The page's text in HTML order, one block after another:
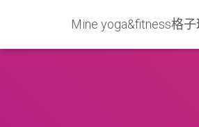
Mine yoga&fitness格子